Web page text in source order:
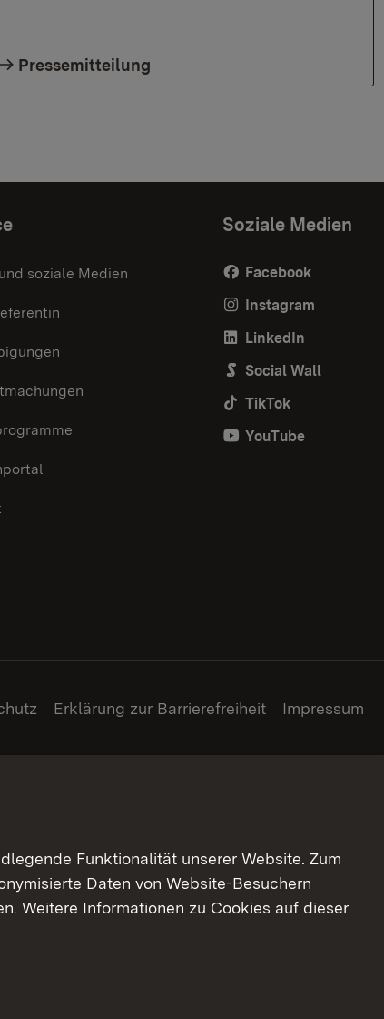
Pressemitteilung
soziale Medien
Soziale Medien
Facebook
Instagram
LinkedIn
Social Wall
TikTok
YouTube
Erklärung zur Barrierefreiheit Impressum
Funktionalität unserer Website. Zum
Daten von Website-Besuchern
Weitere Informationen zu Cookies auf dieser